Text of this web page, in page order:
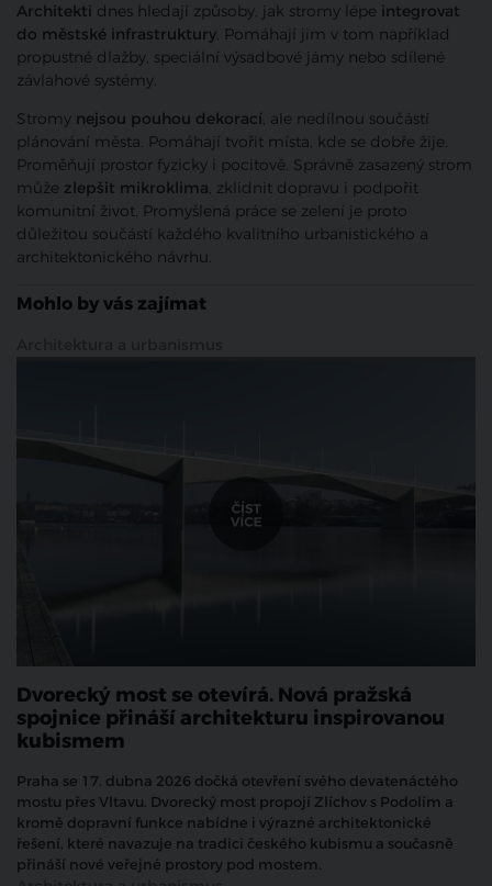
Architekti dnes hledají způsoby, jak stromy lépe integrovat
do městské infrastruktury. Pomáhají jim v tom například
propustné dlažby, speciální výsadbové jámy nebo sdílené
závlahové systémy.
Stromy nejsou pouhou dekorací, ale nedílnou součástí
plánování města. Pomáhají tvořit místa, kde se dobře žije.
Proměňují prostor fyzicky i pocitově. Správně zasazený strom
může zlepšit mikroklima, zklidnit dopravu i podpořit
komunitní život. Promyšlená práce se zelení je proto
důležitou součástí každého kvalitního urbanistického a
architektonického návrhu.
Mohlo by vás zajímat
Dvorecký most se otevírá. Nová pražská
spojnice přináší architekturu inspirovanou
kubismem
Praha se 17. dubna 2026 dočká otevření svého devatenáctého
mostu přes Vltavu. Dvorecký most propojí Zlíchov s Podolím a
kromě dopravní funkce nabídne i výrazné architektonické
řešení, které navazuje na tradici českého kubismu a současně
přináší nové veřejné prostory pod mostem.